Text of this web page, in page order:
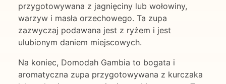
przygotowywana z jagnięciny lub wołowiny,
warzyw i masła orzechowego. Ta zupa
zazwyczaj podawana jest z ryżem i jest
ulubionym daniem miejscowych.
Na koniec, Domodah Gambia to bogata i
aromatyczna zupa przygotowywana z kurczaka